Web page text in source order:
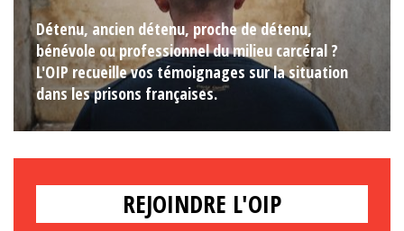
Détenu, ancien détenu, proche de détenu,
bénévole ou professionnel du milieu carcéral ?
L'OIP recueille vos témoignages sur la situation
dans les prisons françaises.
REJOINDRE L'OIP